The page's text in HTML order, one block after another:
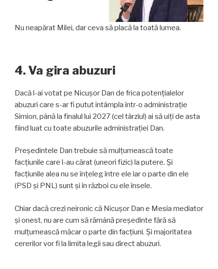
Nu neapărat Milei, dar ceva să placă la toată lumea.
4. Va gira abuzuri
Dacă l-ai votat pe Nicușor Dan de frica potențialelor
abuzuri care s-ar fi putut întâmpla într-o administrație
Simion, până la finalul lui 2027 (cel târziu!) ai să uiți de asta
fiind luat cu toate abuzurile administrației Dan.
Președintele Dan trebuie să mulțumească toate
facțiunile care l-au cărat (uneori fizic) la putere. Și
facțiunile alea nu se înțeleg între ele iar o parte din ele
(PSD și PNL) sunt și în război cu ele însele.
Chiar dacă crezi neironic că Nicușor Dan e Mesia mediator
și onest, nu are cum să rămână președinte fără să
mulțumească măcar o parte din facțiuni. Și majoritatea
cererilor vor fi la limita legii sau direct abuzuri.